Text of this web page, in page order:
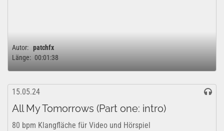
Autor: patchfx
Länge: 00:01:38
15.05.24
All My Tomorrows (Part one: intro)
80 bpm Klangfläche für Video und Hörspiel